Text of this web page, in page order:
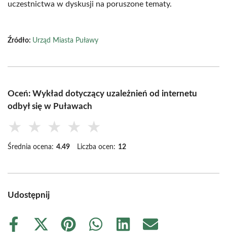
uczestnictwa w dyskusji na poruszone tematy.
Źródło: Urząd Miasta Puławy
Oceń: Wykład dotyczący uzależnień od internetu
odbył się w Puławach
★ ★ ★ ★ ★
Średnia ocena: 4.49 Liczba ocen: 12
Udostępnij
Share
Share
Share
Share
Share
Share